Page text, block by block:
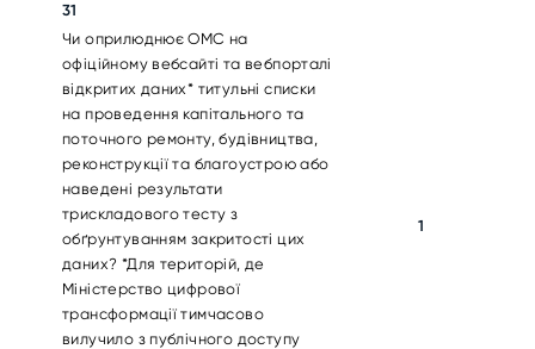
31
Чи оприлюднює ОМС на
офіційному вебсайті та вебпорталі
відкритих даних* титульні списки
на проведення капітального та
поточного ремонту, будівництва,
реконструкції та благоустрою або
наведені результати
трискладового тесту з
обґрунтуванням закритості цих
даних? *Для територій, де
Міністерство цифрової
трансформації тимчасово
вилучило з публічного доступу
1